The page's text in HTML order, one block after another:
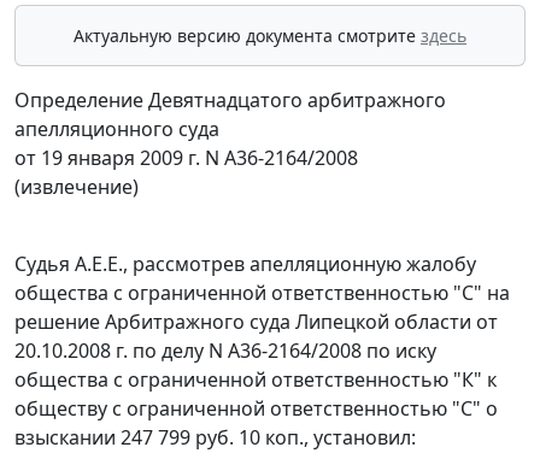
Актуальную версию документа смотрите здесь
Определение Девятнадцатого арбитражного
апелляционного суда
от 19 января 2009 г. N А36-2164/2008
(извлечение)
Судья А.Е.Е., рассмотрев апелляционную жалобу
общества с ограниченной ответственностью "С" на
решение Арбитражного суда Липецкой области от
20.10.2008 г. по делу N А36-2164/2008 по иску
общества с ограниченной ответственностью "К" к
обществу с ограниченной ответственностью "С" о
взыскании 247 799 руб. 10 коп., установил: